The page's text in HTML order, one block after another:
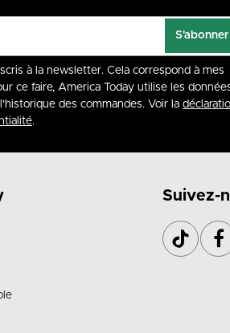
S'abonner
à la newsletter. Cela correspond à mes
ce faire, America Today utilise les
des commandes. Voir la
.
Suivez-